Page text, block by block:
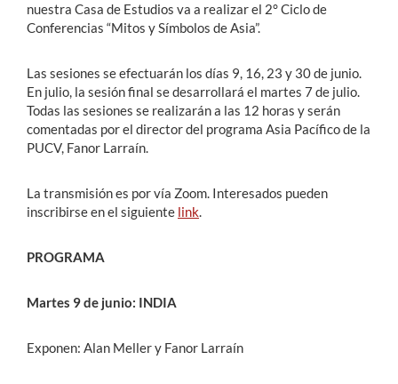
nuestra Casa de Estudios va a realizar el 2° Ciclo de
Conferencias “Mitos y Símbolos de Asia”.
Las sesiones se efectuarán los días 9, 16, 23 y 30 de junio.
En julio, la sesión final se desarrollará el martes 7 de julio.
Todas las sesiones se realizarán a las 12 horas y serán
comentadas por el director del programa Asia Pacífico de la
PUCV, Fanor Larraín.
La transmisión es por vía Zoom. Interesados pueden
inscribirse en el siguiente link.
PROGRAMA
Martes 9 de junio: INDIA
Exponen: Alan Meller y Fanor Larraín